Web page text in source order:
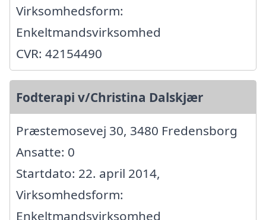
Virksomhedsform:
Enkeltmandsvirksomhed
CVR: 42154490
Fodterapi v/Christina Dalskjær
Præstemosevej 30, 3480 Fredensborg
Ansatte: 0
Startdato: 22. april 2014,
Virksomhedsform:
Enkeltmandsvirksomhed